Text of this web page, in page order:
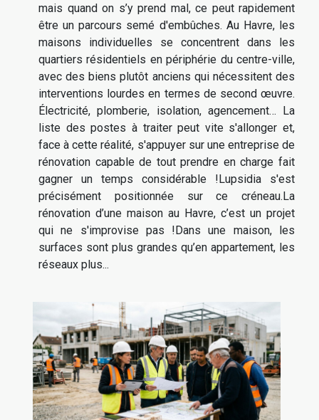
mais quand on s’y prend mal, ce peut rapidement
être un parcours semé d'embûches. Au Havre, les
maisons individuelles se concentrent dans les
quartiers résidentiels en périphérie du centre-ville,
avec des biens plutôt anciens qui nécessitent des
interventions lourdes en termes de second œuvre.
Électricité, plomberie, isolation, agencement… La
liste des postes à traiter peut vite s'allonger et,
face à cette réalité, s'appuyer sur une entreprise de
rénovation capable de tout prendre en charge fait
gagner un temps considérable !Lupsidia s'est
précisément positionnée sur ce créneau.La
rénovation d’une maison au Havre, c’est un projet
qui ne s'improvise pas !Dans une maison, les
surfaces sont plus grandes qu’en appartement, les
réseaux plus...